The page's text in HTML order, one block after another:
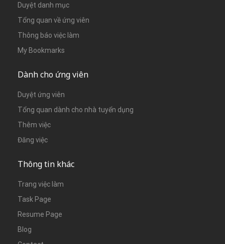
Duyệt danh mục
Tổng quan về ứng viên
Thông báo việc làm
My Bookmarks
Dành cho ứng viên
Duyệt ứng viên
Tổng quan dành cho nhà tuyển dụng
Thêm việc
Đăng việc
Thông tin khác
Trang việc làm
Task Page
Resume Page
Blog